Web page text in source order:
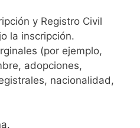
y Registro Civil
la inscripción.
(por ejemplo,
adopciones,
nacionalidad,